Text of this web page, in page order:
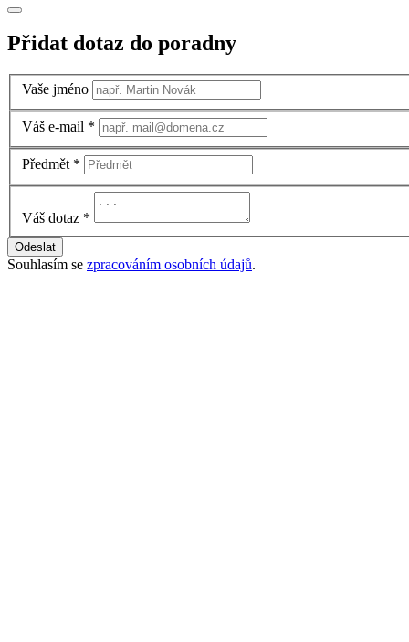
Přidat dotaz do poradny
Vaše jméno
Váš e-mail *
Předmět *
Váš dotaz *
Odeslat
Souhlasím se zpracováním osobních údajů.